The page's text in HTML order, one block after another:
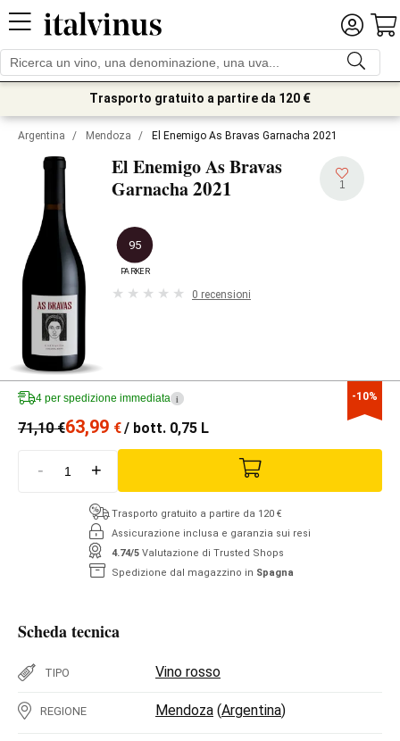
Trasporto gratuito a partire da 120 €
Argentina / Mendoza / El Enemigo As Bravas Garnacha 2021
El Enemigo As Bravas
Garnacha2021 1
95
PARKER
0 recensioni
-10%
4 per spedizione immediata i
71,10€63,99 €/ bott. 0,75 L
- +
Trasporto gratuito a partire da 120 €
Assicurazione inclusa e garanzia sui resi
4.74/5 Valutazione di Trusted Shops
Spedizione dal magazzino in Spagna
Scheda tecnica
TIPO Vino rosso
REGIONE Mendoza (Argentina)